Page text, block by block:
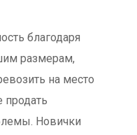
благодаря
размерам,
на место
продать
Новички